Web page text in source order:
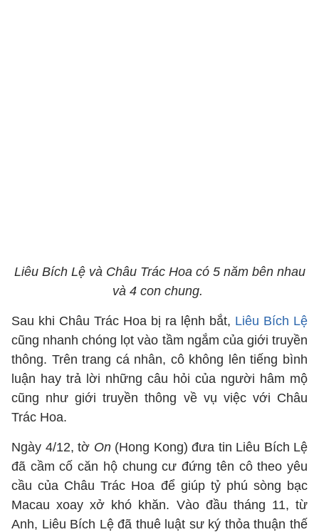
Liêu Bích Lệ và Châu Trác Hoa có 5 năm bên nhau
và 4 con chung.
Sau khi Châu Trác Hoa bị ra lệnh bắt, Liêu Bích Lệ
cũng nhanh chóng lọt vào tầm ngắm của giới truyền
thông. Trên trang cá nhân, cô không lên tiếng bình
luận hay trả lời những câu hỏi của người hâm mộ
cũng như giới truyền thông về vụ việc với Châu
Trác Hoa.
Ngày 4/12, tờ On(Hong Kong) đưa tin Liêu Bích Lệ
đã cầm cố căn hộ chung cư đứng tên cô theo yêu
cầu của Châu Trác Hoa để giúp tỷ phú sòng bạc
Macau xoay xở khó khăn. Vào đầu tháng 11, từ
Anh, Liêu Bích Lệ đã thuê luật sư ký thỏa thuận thế